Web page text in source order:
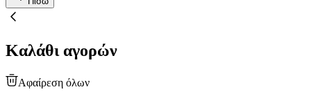
Καλάθι αγορών
Αφαίρεση όλων